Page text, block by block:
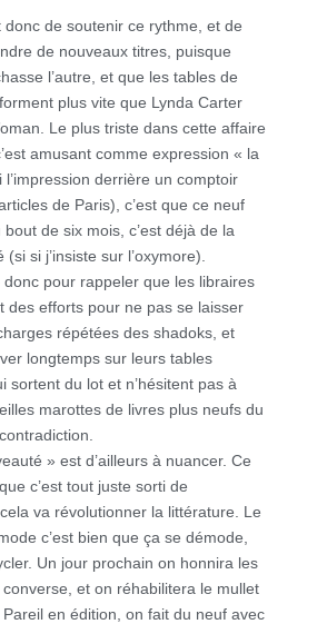
donc de soutenir ce rythme, et de
de nouveaux titres, puisque
l’autre, et que les tables de
plus vite que Lynda Carter
Le plus triste dans cette affaire
amusant comme expression « la
l’impression derrière un comptoir
de Paris), c’est que ce neuf
de six mois, c’est déjà de la
si j’insiste sur l’oxymore).
pour rappeler que les libraires
efforts pour ne pas se laisser
répétées des shadoks, et
longtemps sur leurs tables
sortent du lot et n’hésitent pas à
marottes de livres plus neufs du
» est d’ailleurs à nuancer. Ce
c’est tout juste sorti de
va révolutionner la littérature. Le
c’est bien que ça se démode,
Un jour prochain on honnira les
et on réhabilitera le mullet
en édition, on fait du neuf avec